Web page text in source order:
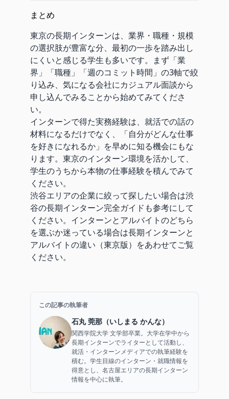
まとめ
東京の長期インターンは、業界・職種・規模
の選択肢が豊富な分、最初の一歩を踏み出し
にくいと感じる学生も多いです。まず「業
界」「職種」「週のコミット時間」の3軸で絞
り込み、気になる会社にカジュアル面談から
申し込んでみることから始めてみてくださ
い。
インターンで得た実務経験は、就活での話の
材料になるだけでなく、「自分がどんな仕事
を好きになれるか」を早めに知る機会にもな
ります。東京のインターン環境を活かして、
学生のうちから本物の仕事経験を積んでみて
ください。
渋谷エリアの企業に絞って探したい場合は渋
谷の長期インターン完全ガイド も参考にして
ください。インターンとアルバイトのどちら
を選ぶか迷っている場合は長期インターンと
アルバイトの違い（東京版） をあわせてご覧
ください。
この記事の執筆者
石丸 莞那（いしまる かんな）
関西学院大学 文学部卒業。大学在学中から
長期インターンでライターとして活動し、
就活・インターンメディアでの執筆経験を
積む。学生目線のインターン・就職情報を
得意とし、名古屋エリアの長期インターン
情報を中心に執筆。